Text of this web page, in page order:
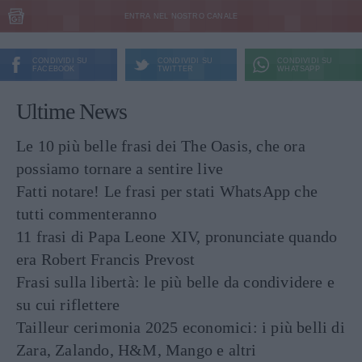
ENTRA NEL NOSTRO CANALE
CONDIVIDI SU
FACEBOOK
CONDIVIDI SU
TWITTER
CONDIVIDI SU
WHATSAPP
Ultime News
Le 10 più belle frasi dei The Oasis, che ora
possiamo tornare a sentire live
Fatti notare! Le frasi per stati WhatsApp che
tutti commenteranno
11 frasi di Papa Leone XIV, pronunciate quando
era Robert Francis Prevost
Frasi sulla libertà: le più belle da condividere e
su cui riflettere
Tailleur cerimonia 2025 economici: i più belli di
Zara, Zalando, H&M, Mango e altri